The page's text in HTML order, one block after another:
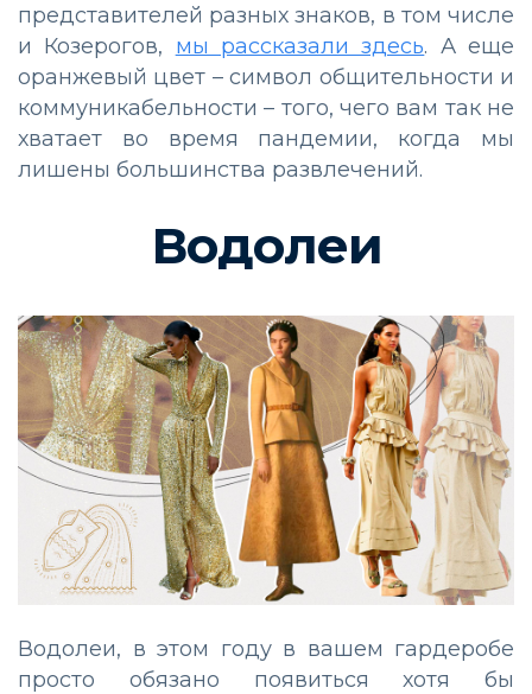
представителей разных знаков, в том числе
и Козерогов, мы рассказали здесь. А еще
оранжевый цвет – символ общительности и
коммуникабельности – того, чего вам так не
хватает во время пандемии, когда мы
лишены большинства развлечений.
Водолеи
Водолеи, в этом году в вашем гардеробе
просто обязано появиться хотя бы